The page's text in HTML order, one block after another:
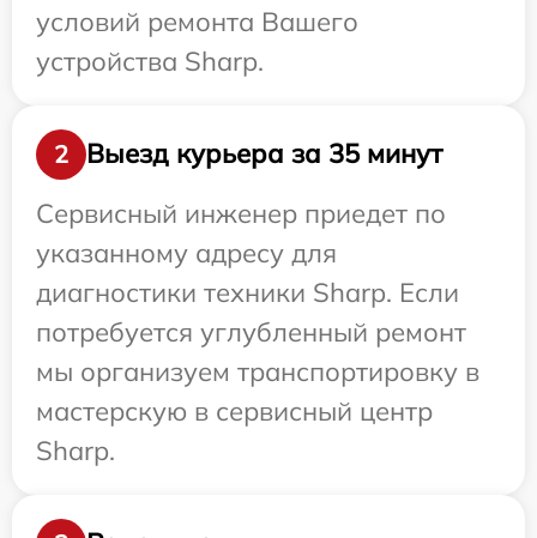
условий ремонта Вашего
устройства Sharp.
2
Выезд курьера за 35 минут
Сервисный инженер приедет по
указанному адресу для
диагностики техники Sharp. Если
потребуется углубленный ремонт
мы организуем транспортировку в
мастерскую в сервисный центр
Sharp.